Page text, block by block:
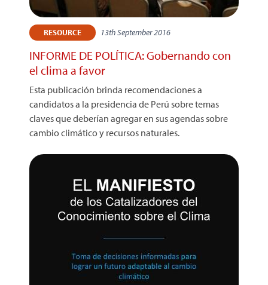
RESOURCE 13th September 2016
INFORME DE POLÍTICA: Gobernando con
el clima a favor
Esta publicación brinda recomendaciones a
candidatos a la presidencia de Perú sobre temas
claves que deberían agregar en sus agendas sobre
cambio climático y recursos naturales.